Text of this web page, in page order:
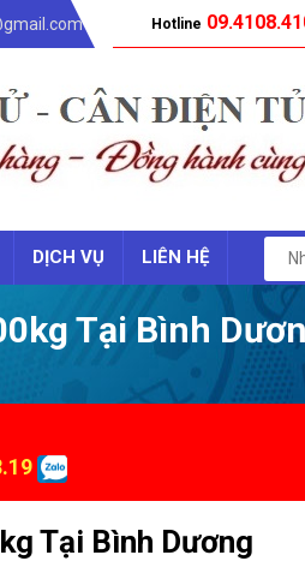
Hotline
DỊCH VỤ LIÊN HỆ
Tại Bình
Tại Bình Dương